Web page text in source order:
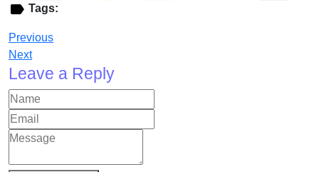
Tags:
Previous
Next
Leave a Reply